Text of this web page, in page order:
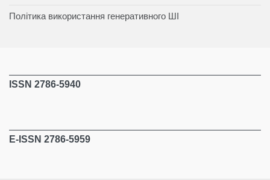
Політика використання генеративного ШІ
ISSN 2786-5940
E-ISSN 2786-5959